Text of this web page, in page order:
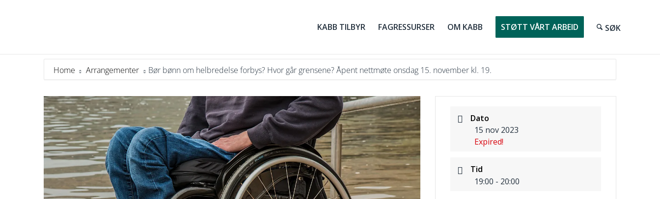
KABB TILBYR FAGRESSURSER OM KABB STØTT VÅRT ARBEID
Home Arrangementer Bør bønn om helbredelse forbys? Hvor går grensene? Åpent nettmøte onsdag 15. november kl. 19.
Dato
15 nov 2023
Expired!
Tid
19:00 - 20:00